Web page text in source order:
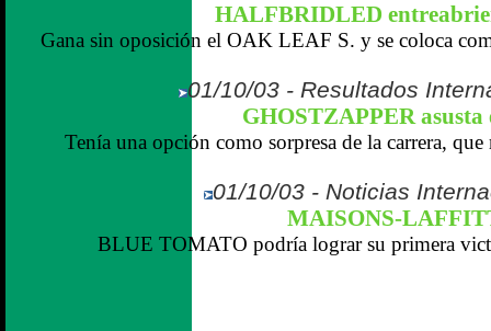
HALFBRIDLED
Gana sin oposición el OAK LEAF S. y se coloca
01/10/03 - Resultados
GHOSTZAPPER asusta
Tenía una opción como sorpresa de la carrera,
01/10/03 - Noticias
MAISONS-
BLUE TOMATO podría lograr su primera